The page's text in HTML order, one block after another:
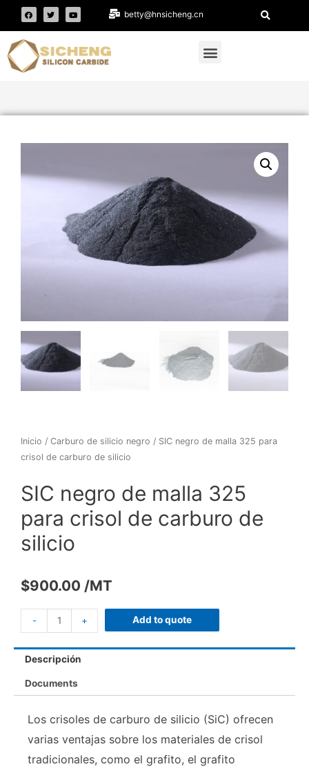
betty@hnsicheng.cn
Inicio / Carburo de silicio negro / SIC negro de malla 325 para
crisol de carburo de silicio
SIC negro de malla 325
para crisol de carburo de
silicio
$900.00 /MT
- + Add to quote
Descripción
Documents
Los crisoles de carburo de silicio (SiC) ofrecen
varias ventajas sobre los materiales de crisol
tradicionales, como el grafito, el grafito